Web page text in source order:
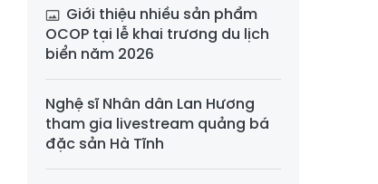
Giới thiệu nhiều sản phẩm
OCOP tại lễ khai trương du lịch
biển năm 2026
Nghệ sĩ Nhân dân Lan Hương
tham gia livestream quảng bá
đặc sản Hà Tĩnh